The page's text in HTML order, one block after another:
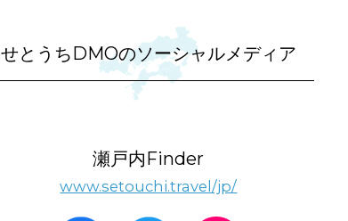
せとうちDMOのソーシャルメディア
瀬戸内Finder
www.setouchi.travel/jp/